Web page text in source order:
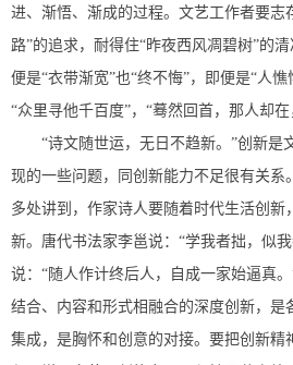
进、渐悟、渐成的过程。文艺工作者要志
路”的追求，耐得住“昨夜西风凋碧树”的
便是“衣带渐宽”也“终不悔”，即便是“人
“众里寻他千百度”，“蓦然回首，那人却在
“诗文随世运，无日不趋新。”创新是
现的一些问题，同创新能力不足很有关系
多处讲到，作家诗人要随着时代生活创新
新。唐代书法家李邕说：“学我者拙，似
说：“随人作计终后人，自成一家始逼真
结合、内容和形式相融合的深度创新，是
集成，是胸怀和创意的对接。要把创新精